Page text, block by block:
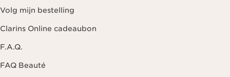
Volg mijn bestelling
Clarins Online cadeaubon
F.A.Q.
FAQ Beauté